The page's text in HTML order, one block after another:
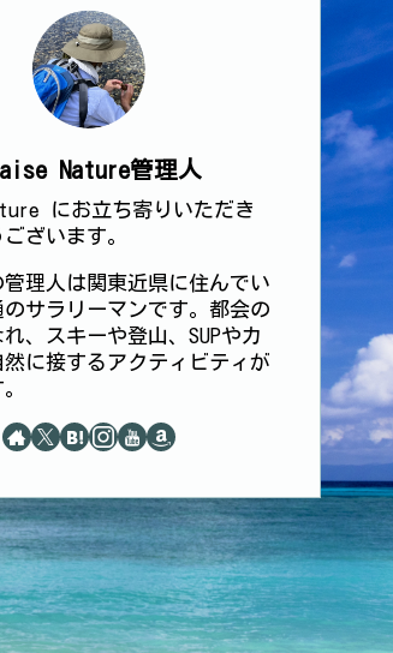
Nature管理人
にお立ち寄りいただき
ざいます。
理人は関東近県に住んでい
サラリーマンです。都会の
、スキーや登山、SUPやカ
然に接するアクティビティが